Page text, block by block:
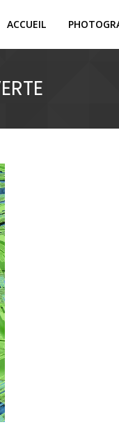
ACCUEIL